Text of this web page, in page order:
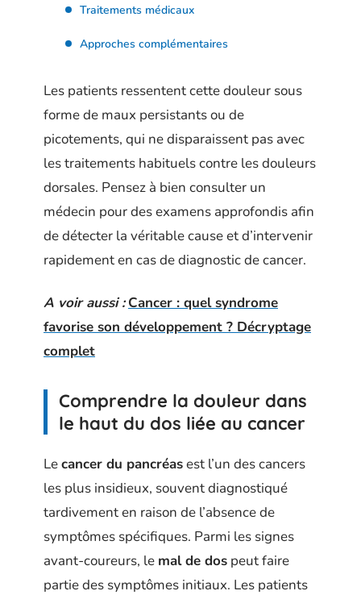
Traitements médicaux
Approches complémentaires
Les patients ressentent cette douleur sous
forme de maux persistants ou de
picotements, qui ne disparaissent pas avec
les traitements habituels contre les douleurs
dorsales. Pensez à bien consulter un
médecin pour des examens approfondis afin
de détecter la véritable cause et d’intervenir
rapidement en cas de diagnostic de cancer.
A voir aussi : Cancer : quel syndrome
favorise son développement ? Décryptage
complet
Comprendre la douleur dans
le haut du dos liée au cancer
Lecancer du pancréasest l’un des cancers
les plus insidieux, souvent diagnostiqué
tardivement en raison de l’absence de
symptômes spécifiques. Parmi les signes
avant-coureurs, le mal de dos peut faire
partie des symptômes initiaux. Les patients